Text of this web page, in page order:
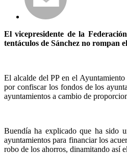
El vicepresidente de la
tentáculos de Sánchez no rompan
El alcalde del PP en el
por confiscar los fondos de los
ayuntamientos a cambio de
Buendía ha explicado que ha sido
ayuntamientos para financiar los
robo de los ahorros, dinamitando así